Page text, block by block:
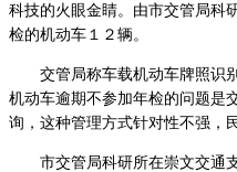
科技的火眼金睛。由市交管局科
检的机动车１２辆。
交管局称车载机动车牌照识别
机动车逾期不参加年检的问题是
询，这种管理方式针对性不强，
市交管局科研所在崇文交通支